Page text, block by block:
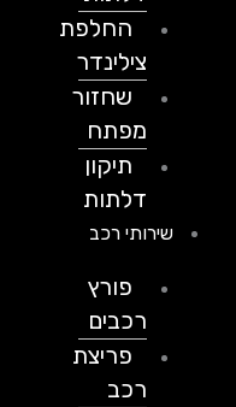
החלפת
צילינדר
שחזור
מפתח
תיקון
דלתות
שירותי רכב
פורץ
רכבים
פריצת